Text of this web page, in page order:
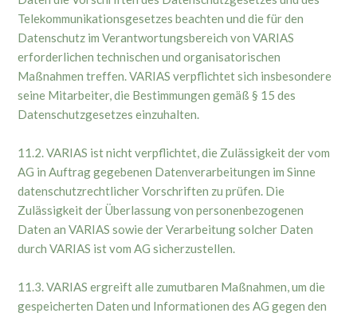
Telekommunikationsgesetzes beachten und die für den
Datenschutz im Verantwortungsbereich von VARIAS
erforderlichen technischen und organisatorischen
Maßnahmen treffen. VARIAS verpflichtet sich insbesondere
seine Mitarbeiter, die Bestimmungen gemäß § 15 des
Datenschutzgesetzes einzuhalten.
11.2. VARIAS ist nicht verpflichtet, die Zulässigkeit der vom
AG in Auftrag gegebenen Datenverarbeitungen im Sinne
datenschutzrechtlicher Vorschriften zu prüfen. Die
Zulässigkeit der Überlassung von personenbezogenen
Daten an VARIAS sowie der Verarbeitung solcher Daten
durch VARIAS ist vom AG sicherzustellen.
11.3. VARIAS ergreift alle zumutbaren Maßnahmen, um die
gespeicherten Daten und Informationen des AG gegen den